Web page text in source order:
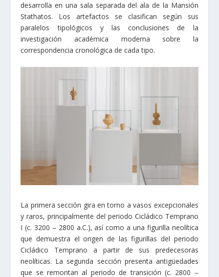
desarrolla en una sala separada del ala de la Mansión
Stathatos. Los artefactos se clasifican según sus
paralelos tipológicos y las conclusiones de la
investigación académica moderna sobre la
correspondencia cronológica de cada tipo.
La primera sección gira en torno a vasos excepcionales
y raros, principalmente del periodo Cicládico Temprano
I (c. 3200 – 2800 a.C.), así como a una figurilla neolítica
que demuestra el origen de las figurillas del periodo
Cicládico Temprano a partir de sus predecesoras
neolíticas. La segunda sección presenta antigüedades
que se remontan al periodo de transición (c. 2800 –